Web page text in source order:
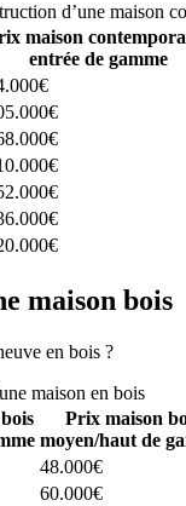
d’une maison
maison
entrée de gamme
maison bois
en bois ?
maison en bois
Prix maison
moyen/haut de
48.000€
60.000€